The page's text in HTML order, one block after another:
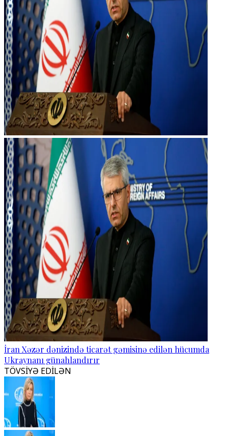
İran Xəzər dənizində ticarət gəmisinə edilən hücumda
Ukraynanı günahlandırır
TÖVSİYƏ EDİLƏN